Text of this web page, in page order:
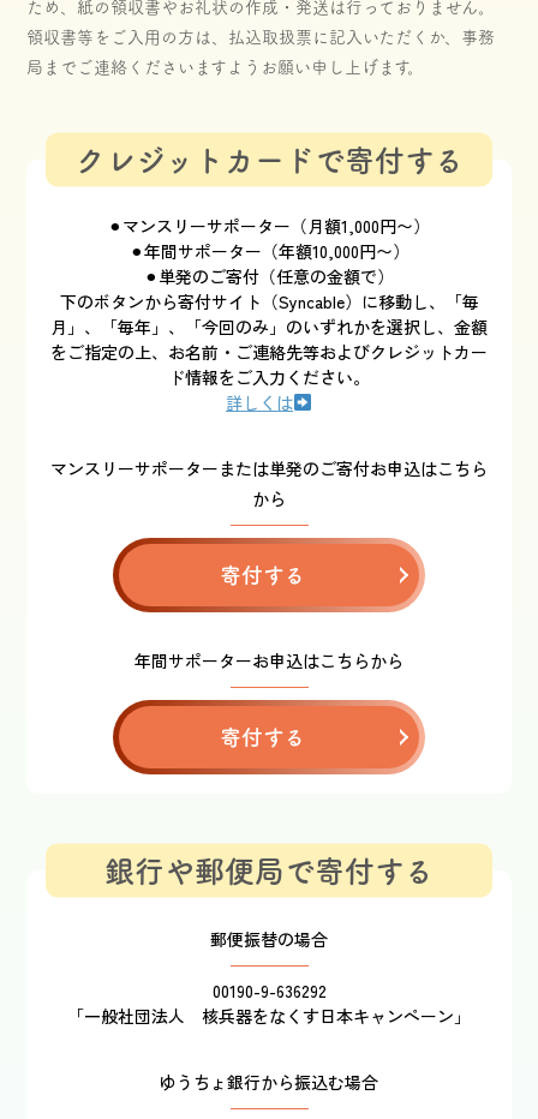
ため、紙の領収書やお礼状の作成・発送は行っておりません。
領収書等をご入用の方は、払込取扱票に記入いただくか、事務
局までご連絡くださいますようお願い申し上げます。
クレジットカードで寄付する
⚫︎マンスリーサポーター（月額1,000円〜）
⚫︎年間サポーター（年額10,000円〜）
⚫︎単発のご寄付（任意の金額で）
下のボタンから寄付サイト（Syncable）に移動し、「毎
月」、「毎年」、「今回のみ」のいずれかを選択し、金額
をご指定の上、お名前・ご連絡先等およびクレジットカー
ド情報をご入力ください。
詳しくは
マンスリーサポーターまたは単発のご寄付お申込はこちら
から
寄付する
年間サポーターお申込はこちらから
寄付する
銀行や郵便局で寄付する
郵便振替の場合
00190-9-636292
「一般社団法人 核兵器をなくす日本キャンペーン」
ゆうちょ銀行から振込む場合